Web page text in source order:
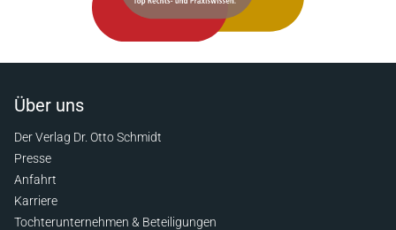
Über uns
Der Verlag Dr. Otto Schmidt
Presse
Anfahrt
Karriere
Tochterunternehmen & Beteiligungen